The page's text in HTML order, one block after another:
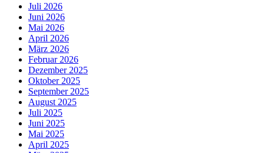
Juli 2026
Juni 2026
Mai 2026
April 2026
März 2026
Februar 2026
Dezember 2025
Oktober 2025
September 2025
August 2025
Juli 2025
Juni 2025
Mai 2025
April 2025